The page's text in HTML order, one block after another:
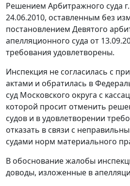
Решением Арбитражного суда
24.06.2010, оставленным без
постановлением Девятого
апелляционного суда от
требования удовлетворены.
Инспекция не согласилась с
актами и обратилась в
суд Московского округа с
которой просит отменить
судов и в удовлетворении
отказать в связи с
судами норм материального
В обоснование жалобы
доводы, изложенные в